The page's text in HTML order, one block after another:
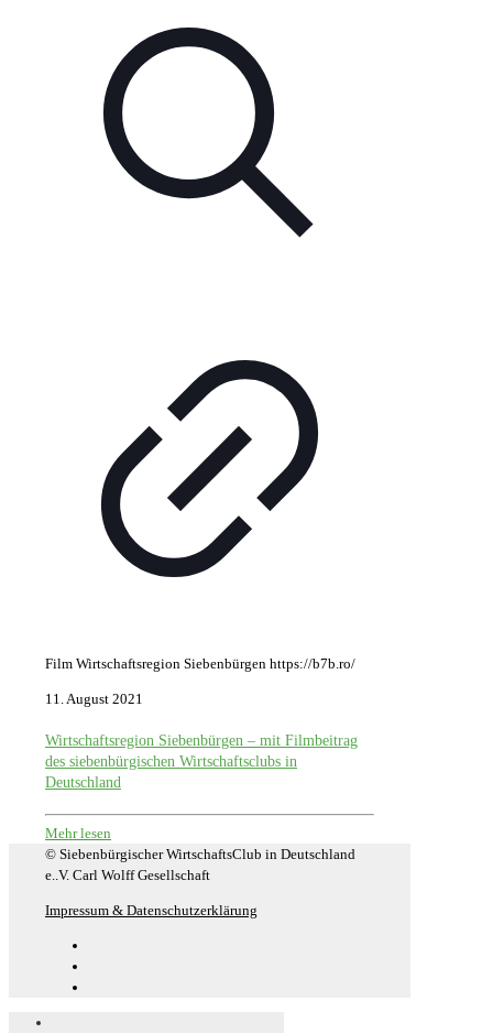
Film Wirtschaftsregion Siebenbürgen https://b7b.ro/
11. August 2021
Wirtschaftsregion Siebenbürgen – mit Filmbeitrag
des siebenbürgischen Wirtschaftsclubs in
Deutschland
Mehr lesen
© Siebenbürgischer WirtschaftsClub in Deutschland
e..V. Carl Wolff Gesellschaft
Impressum & Datenschutzerklärung